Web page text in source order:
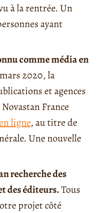
à la rentrée. Un
ayant
comme média en
2020, la
et agences
France
ligne, au titre de
Une nouvelle
recherche des
des éditeurs.Tous
projet côté